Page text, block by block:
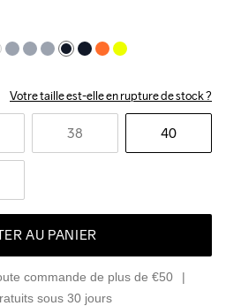
Votre taille est-elle en rupture de stock ?
38 40
AU PANIER
commande de plus de €50
sous 30 jours